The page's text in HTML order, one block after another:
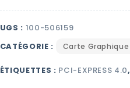
UGS : 100-506159
CATÉGORIE :
Carte Graphique
ÉTIQUETTES : PCI-EXPRESS 4.0,